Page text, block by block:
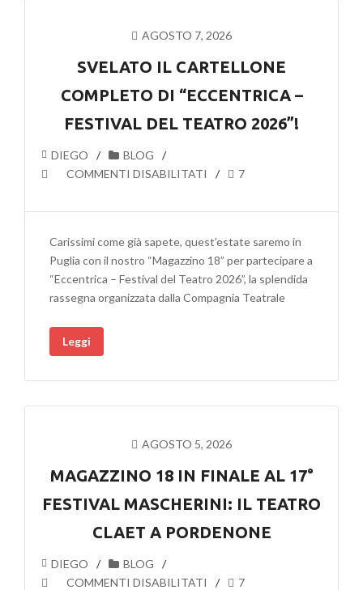
AGOSTO 7, 2026
SVELATO IL CARTELLONE
COMPLETO DI “ECCENTRICA –
FESTIVAL DEL TEATRO 2026”!
DIEGO
BLOG
COMMENTI DISABILITATI
SU
IL
COMPLETO
DI
“ECCENTRICA
–
DEL
TEATRO
2026”!
7
Carissimi come già sapete, quest’estate saremo in
Puglia con il nostro “Magazzino 18” per partecipare a
“Eccentrica – Festival del Teatro 2026”, la splendida
rassegna organizzata dalla Compagnia Teatrale
Leggi
AGOSTO 5, 2026
MAGAZZINO 18 IN FINALE AL 17°
FESTIVAL MASCHERINI: IL TEATRO
CLAET A PORDENONE
DIEGO
BLOG
COMMENTI DISABILITATI
SU
7